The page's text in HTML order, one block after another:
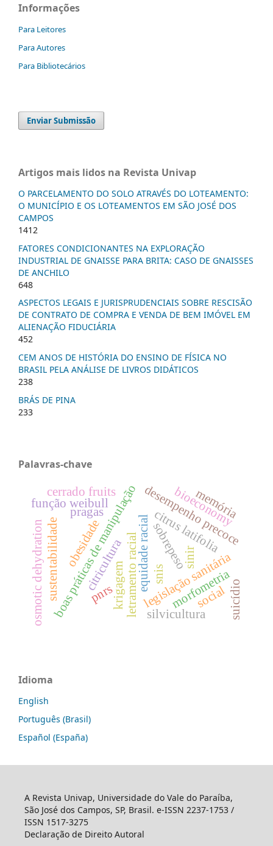
Informações
Para Leitores
Para Autores
Para Bibliotecários
Enviar Submissão
Artigos mais lidos na Revista Univap
O PARCELAMENTO DO SOLO ATRAVÉS DO LOTEAMENTO:
O MUNICÍPIO E OS LOTEAMENTOS EM SÃO JOSÉ DOS
CAMPOS
1412
FATORES CONDICIONANTES NA EXPLORAÇÃO
INDUSTRIAL DE GNAISSE PARA BRITA: CASO DE GNAISSES
DE ANCHILO
648
ASPECTOS LEGAIS E JURISPRUDENCIAIS SOBRE RESCISÃO
DE CONTRATO DE COMPRA E VENDA DE BEM IMÓVEL EM
ALIENAÇÃO FIDUCIÁRIA
452
CEM ANOS DE HISTÓRIA DO ENSINO DE FÍSICA NO
BRASIL PELA ANÁLISE DE LIVROS DIDÁTICOS
238
BRÁS DE PINA
233
Palavras-chave
equidade racial
letramento racial
boas práticas de manipulaçãolegislação sanitária
citrus latifolia
citricultura
desempenho precoce
pragas
morfometria
função weibull
silvicultura
sobrepeso
obesidade
krigagem
bioeconomy
cerrado fruits
osmotic dehydration pnrs
snis
sinir
memória
sustentabilidade socialsuicídio
Idioma
English
Português (Brasil)
Español (España)
A Revista Univap, Universidade do Vale do Paraíba,
São José dos Campos, SP, Brasil. e-ISSN 2237-1753 /
ISSN 1517-3275
Declaração de Direito Autoral